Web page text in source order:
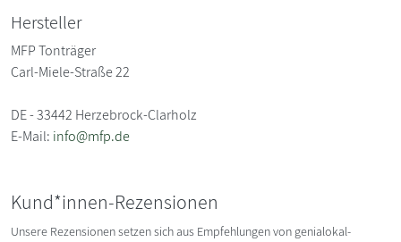
Hersteller
MFP Tonträger
Carl-Miele-Straße 22
DE - 33442 Herzebrock-Clarholz
E-Mail: info@mfp.de
Kund*innen-Rezensionen
Unsere Rezensionen setzen sich aus Empfehlungen von genialokal-